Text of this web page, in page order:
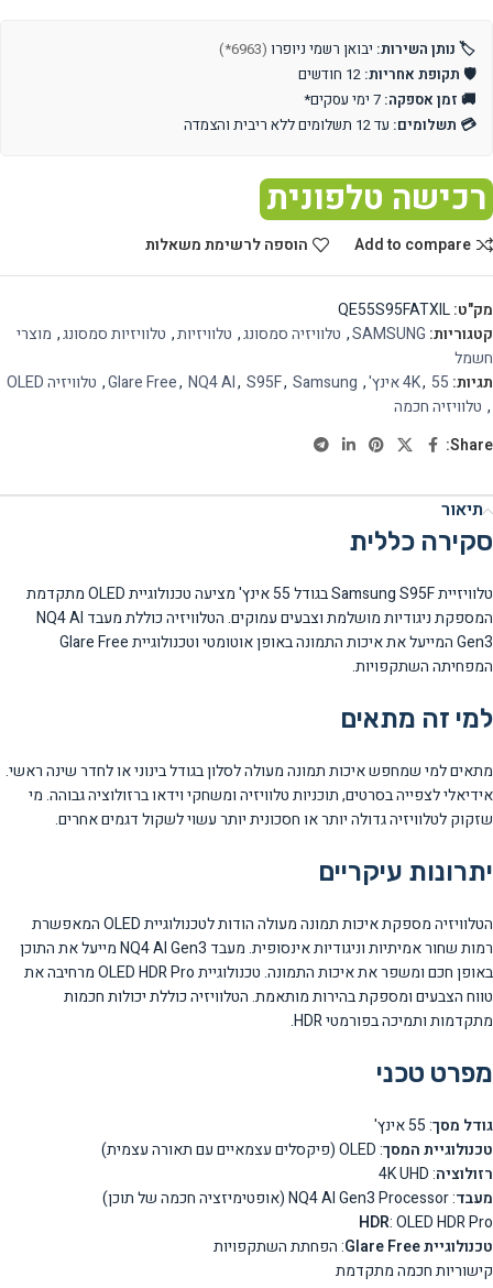
🏷️ נותן השירות: יבואן רשמי ניופרו (6963*)
🛡️ תקופת אחריות:
🚚 זמן אספקה:
💳 תשלומים: עד 12 תשלומים ללא ריבית והצמדה
רכישה טלפונית
Add to compare הוספה לרשימת משאלות
מק"ט:QE55S95FATXIL
קטגוריות: SAMSUNG
, טלוויזיה סמסונג, טלוויזיות, טלוויזיות סמסונג, מוצרי
חשמל
תגיות:
4K, 55 אינץ' ,
Glare Free, NQ4 AI, S95F, Samsung
, טלוויזיה OLED
, טלוויזיה חכמה
Share:
תיאור
סקירה כללית
טלוויזיית Samsung S95F בגודל 55 אינץ' מציעה טכנולוגיית OLED מתקדמת
המספקת ניגודיות מושלמת וצבעים עמוקים. הטלוויזיה כוללת מעבד NQ4 AI
Gen3 המייעל את איכות התמונה באופן אוטומטי וטכנולוגיית Glare Free
המפחיתה השתקפויות.
למי זה מתאים
מתאים למי שמחפש איכות תמונה מעולה לסלון בגודל בינוני או לחדר שינה ראשי.
אידיאלי לצפייה בסרטים, תוכניות טלוויזיה ומשחקי וידאו ברזולוציה גבוהה. מי
שזקוק לטלוויזיה גדולה יותר או חסכונית יותר עשוי לשקול דגמים אחרים.
יתרונות עיקריים
הטלוויזיה מספקת איכות תמונה מעולה הודות לטכנולוגיית OLED המאפשרת
רמות שחור אמיתיות וניגודיות אינסופית. מעבד NQ4 AI Gen3 מייעל את התוכן
באופן חכם ומשפר את איכות התמונה. טכנולוגיית OLED HDR Pro מרחיבה את
טווח הצבעים ומספקת בהירות מותאמת. הטלוויזיה כוללת יכולות חכמות
מתקדמות ותמיכה בפורמטי HDR.
מפרט טכני
גודל מסך: 55 אינץ'
טכנולוגיית המסך: OLED (פיקסלים עצמאיים עם תאורה עצמית)
רזולוציה: 4K UHD
מעבד: NQ4 AI Gen3 Processor (אופטימיזציה חכמה של תוכן)
HDR: OLED HDR Pro
טכנולוגיית Glare Free
: הפחתת השתקפויות
קישוריות חכמה מתקדמת